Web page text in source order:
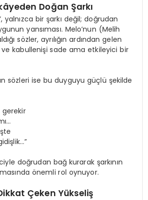
Doğan Şarkı
yalnızca bir şarkı değil; doğrudan
yansıması. Melo’nun (Melih
sözler, ayrılığın ardından gelen
kabullenişi sade ama etkileyici bir
sözleri ise bu duyguyu güçlü şekilde
gerekir
doğrudan bağ kurarak şarkının
önemli rol oynuyor.
Çeken Yükseliş